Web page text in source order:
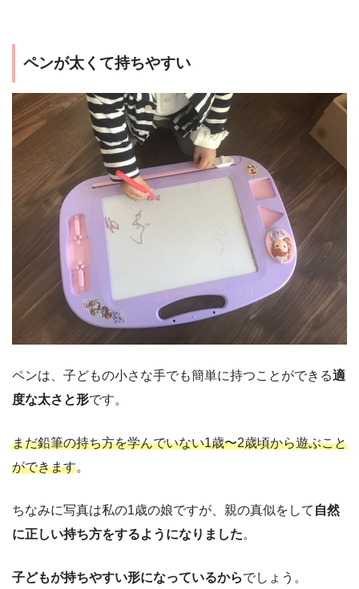
ペンが太くて持ちやすい
ペンは、子どもの小さな手でも簡単に持つことができる適
度な太さと形です。
まだ鉛筆の持ち方を学んでいない1歳〜2歳頃から遊ぶこと
ができます。
ちなみに写真は私の1歳の娘ですが、親の真似をして 自然
に正しい持ち方をするようになりました。
子どもが持ちやすい形になっているからでしょう。